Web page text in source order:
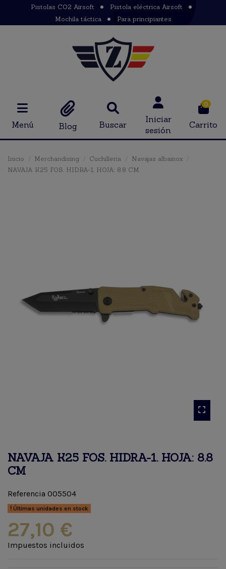
Pistolas CO2 Airsoft
Pistola eléctrica Airsoft
Mochila táctica
Para principiantes
Menú Blog Buscar
Iniciar
sesión
0
Carrito
Inicio Merchandising Cuchilleria
Navajas albainox
NAVAJA K25 FOS. HIDRA-1. HOJA: 8.8 CM
NAVAJA K25 FOS. HIDRA-1. HOJA: 8.8
CM
Referencia 005504
Últimas unidades en stock
27,10 €
Impuestos incluidos